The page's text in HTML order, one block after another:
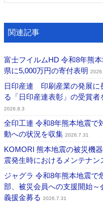
お問い合わせ
関連記事
富士フイルムHD 令和8年熊
県に5,000万円の寄付表明
日印産連 印刷産業の発展に
る「日印産連表彰」の受賞
2026.8.3
全印工連 令和8年熊本地震で
動への状況を収集 2026.7.31
KOMORI 熊本地震の被災機
震発生時におけるメンテナ
ジャグラ 令和8年熊本地震で
部、被災会員への支援開始
義援金募る 2026.7.31